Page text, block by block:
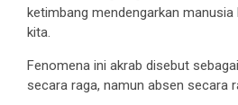
ketimbang mendengarkan manusia
kita.
Fenomena ini akrab disebut
secara raga, namun absen secara